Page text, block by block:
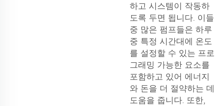
하고 시스템이 작동하
도록 두면 됩니다. 이들
중 많은 펌프들은 하루
중 특정 시간대에 온도
를 설정할 수 있는 프로
그래밍 가능한 요소를
포함하고 있어 에너지
와 돈을 더 절약하는 데
도움을 줍니다. 또한,